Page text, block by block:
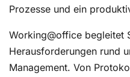
Prozesse und ein
Working@office begleitet
Herausforderungen rund
Management. Von